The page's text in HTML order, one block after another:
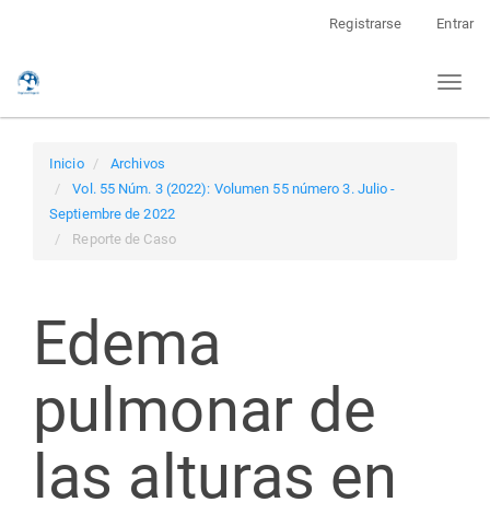
Registrarse Entrar
Toggle
Inicio
Archivos
Vol. 55 Núm. 3 (2022): Volumen 55 número 3. Julio -
Septiembre de 2022
Reporte de Caso
Edema
pulmonar de
las alturas en